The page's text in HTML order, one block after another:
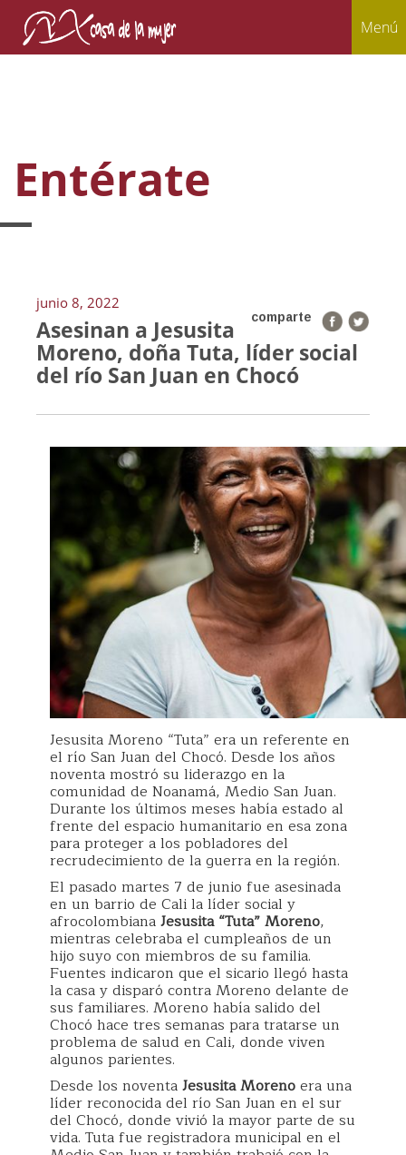
Menú
Entérate
junio 8, 2022
comparte
Asesinan a Jesusita
Moreno, doña Tuta, líder social
del río San Juan en Chocó
Jesusita Moreno “Tuta” era un referente en
el río San Juan del Chocó. Desde los años
noventa mostró su liderazgo en la
comunidad de Noanamá, Medio San Juan.
Durante los últimos meses había estado al
frente del espacio humanitario en esa zona
para proteger a los pobladores del
recrudecimiento de la guerra en la región.
El pasado martes 7 de junio fue asesinada
en un barrio de Cali la líder social y
afrocolombianaJesusita “Tuta” Moreno,
mientras celebraba el cumpleaños de un
hijo suyo con miembros de su familia.
Fuentes indicaron que el sicario llegó hasta
la casa y disparó contra Moreno delante de
sus familiares. Moreno había salido del
Chocó hace tres semanas para tratarse un
problema de salud en Cali, donde viven
algunos parientes.
Desde los noventaJesusita Morenoera una
líder reconocida del río San Juan en el sur
del Chocó, donde vivió la mayor parte de su
vida. Tuta fue registradora municipal en el